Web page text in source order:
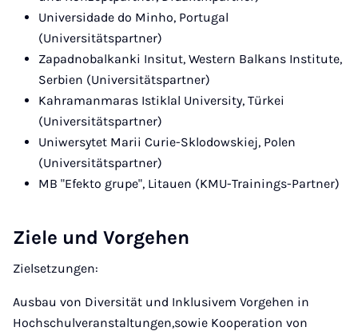
Universidade do Minho, Portugal
(Universitätspartner)
Zapadnobalkanki Insitut, Western Balkans Institute,
Serbien (Universitätspartner)
Kahramanmaras Istiklal University, Türkei
(Universitätspartner)
Uniwersytet Marii Curie-Sklodowskiej, Polen
(Universitätspartner)
MB "Efekto grupe", Litauen (KMU-Trainings-Partner)
Ziele und Vorgehen
Zielsetzungen:
Ausbau von Diversität und Inklusivem Vorgehen in
Hochschulveranstaltungen,sowie Kooperation von